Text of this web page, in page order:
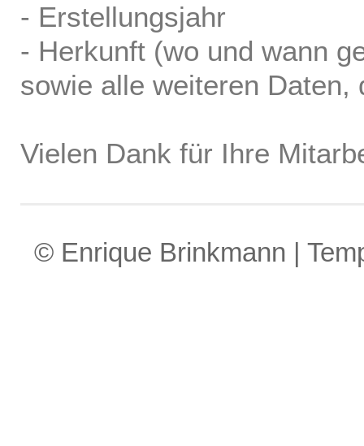
- Erstellungsjahr
- Herkunft (wo und wann
sowie alle weiteren
Vielen Dank für Ihre
© Enrique Brinkmann |